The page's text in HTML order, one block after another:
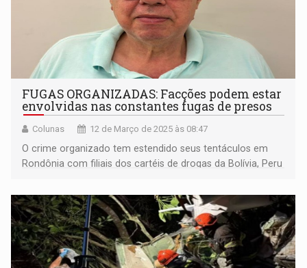
FUGAS ORGANIZADAS: Facções podem estar
envolvidas nas constantes fugas de presos
Colunas 12 de Março de 2025 às 08:47
O crime organizado tem estendido seus tentáculos em
Rondônia com filiais dos cartéis de drogas da Bolívia, Peru